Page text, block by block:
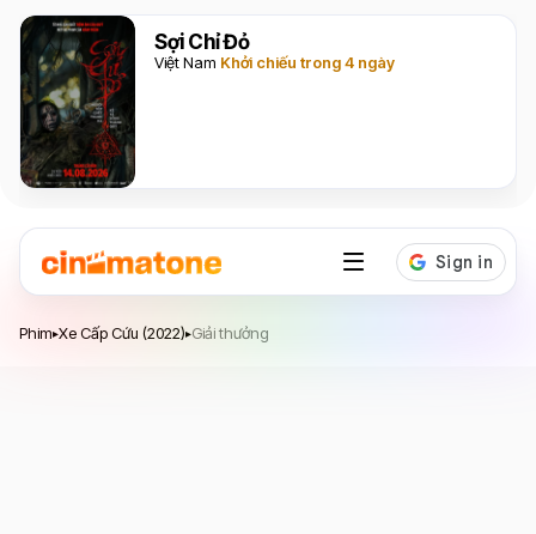
Sợi Chỉ Đỏ
Việt Nam Khởi chiếu trong 4 ngày
Phim▸Xe Cấp Cứu (2022)▸Giải thưởng